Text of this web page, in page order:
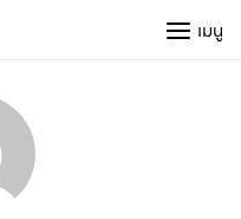
เมนู